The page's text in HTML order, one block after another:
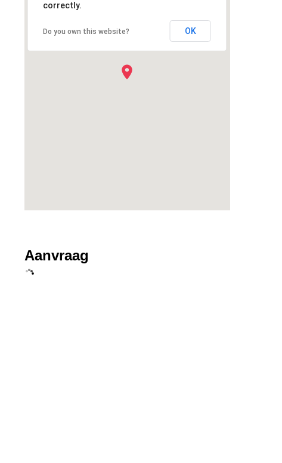
correctly.
Do you own this website? OK
Aanvraag